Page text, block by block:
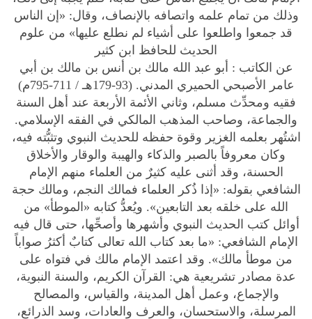
وذلك من تمام علمه واتصافه بالإنصاف، وقال: «إن الناس
قد جمعوا واطلعوا على أشياء لم نطلع عليها» من علوم
الحديث للحافظ ابن كثير
عن الكاتب : أبو عبد الله مالك بن أنس بن مالك بن أبي
عامر الأصبحي الحميري المدني. (93-179هـ / 711-795م)
فقيه ومحدِّث مسلم، وثاني الأئمة الأربعة عند أهل السنة
والجماعة، وصاحب المذهب المالكي في الفقه الإسلامي.
اشتُهر بعلمه الغزير وقوة حفظه للحديث النبوي وتثبُّته فيه،
وكان معروفاً بالصبر والذكاء والهيبة والوقار والأخلاق
الحسنة، وقد أثنى عليه كثيرٌ من العلماء منهم الإمام
الشافعي بقوله: «إذا ذُكر العلماء فمالك النجم، ومالك حجة
الله على خلقه بعد التابعين». ويُعدُّ كتابه «الموطأ» من
أوائل كتب الحديث النبوي وأشهرها وأصحِّها، حتى قال فيه
الإمام الشافعي: «ما بعد كتاب الله تعالى كتابٌ أكثرُ صواباً
من موطأ مالك». وقد اعتمد الإمام مالك في فتواه على
عدة مصادر تشريعية هي: القرآن الكريم، والسنة النبوية،
والإجماع، وعمل أهل المدينة، والقياس، والمصالح
المرسلة، والاستحسان، والعرف والعادات، وسد الذرائع،